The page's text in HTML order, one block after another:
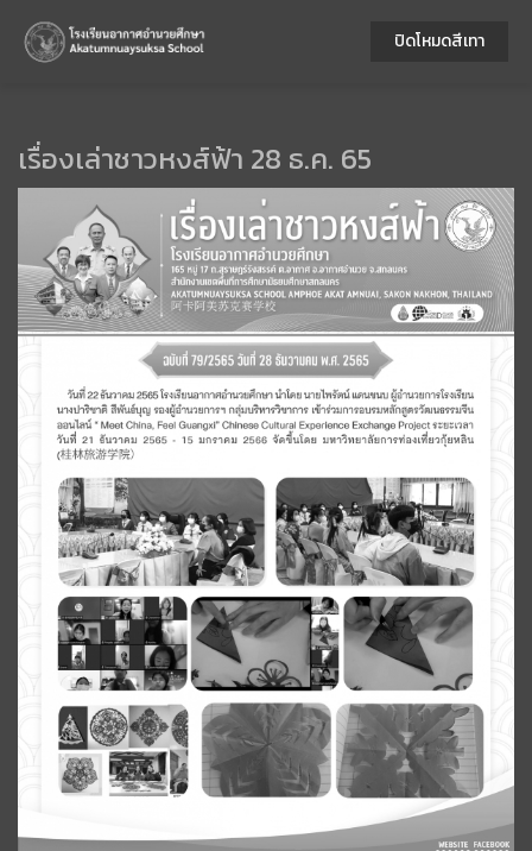
เรื่องเล่าชาวหงส์ฟ้า 28 ธ.ค. 65
ปิดโหมดสีเทา